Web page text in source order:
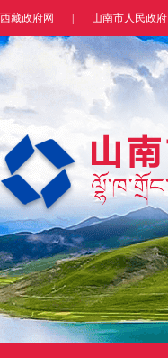
西藏政府网 山南市人民政府